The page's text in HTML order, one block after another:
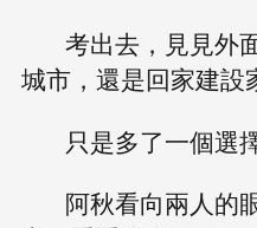
考出去，見見外
城市，還是回家建設
只是多了一個選擇
阿秋看向兩人的